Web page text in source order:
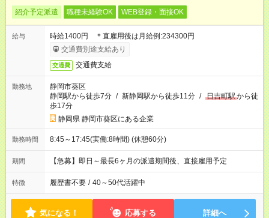
紹介予定派遣 職種未経験OK WEB登録・面接OK
給与
時給1400円 ＊直雇用後は月給例:234300円
交通費別途支給あり
交通費 交通費支給
勤務地
静岡市葵区
静岡駅から徒歩7分 / 新静岡駅から徒歩11分 / 日吉町駅から徒
歩17分
静岡県 静岡市葵区にある企業
勤務時間 8:45～17:45(実働:8時間) (休憩60分)
期間 【急募】即日～最長6ヶ月の派遣期間後、直接雇用予定
特徴 履歴書不要 / 40～50代活躍中
気になる！ 応募する 詳細へ